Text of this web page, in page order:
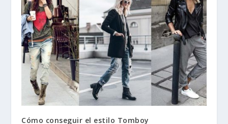
Cómo conseguir el estilo Tomboy